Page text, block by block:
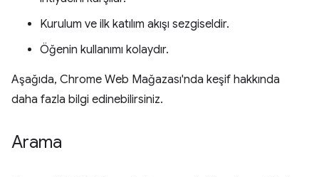
Kurulum ve ilk katılım akışı sezgiseldir.
Öğenin kullanımı kolaydır.
Aşağıda, Chrome Web Mağazası'nda keşif hakkında
daha fazla bilgi edinebilirsiniz.
Arama